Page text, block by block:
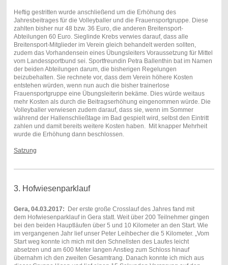
Heftig gestritten wurde anschließend um die Erhöhung des
Jahresbeitrages für die Volleyballer und die Frauensportgruppe. Diese
zahlten bisher nur 48 bzw. 36 Euro, die anderen Breitensport-
Abteilungen 60 Euro. Sieglinde Krebs verwies darauf, dass alle
Breitensport-Mitglieder im Verein gleich behandelt werden sollten,
zudem das Vorhandensein eines Übungsleiters Voraussetzung für Mittel
vom Landessportbund sei. Sportfreundin Petra Ballenthin bat im Namen
der beiden Abteilungen darum, die bisherigen Regelungen
beizubehalten. Sie rechnete vor, dass dem Verein höhere Kosten
entstehen würden, wenn nun auch die bisher trainerlose
Frauensportgruppe eine Übungsleiterin bekäme. Dies würde weitaus
mehr Kosten als durch die Beitragserhöhung eingenommen würde. Die
Volleyballer verwiesen zudem darauf, dass sie, wenn im Sommer
während der Hallenschließtage im Bad gespielt wird, selbst den Eintritt
zahlen und damit bereits weitere Kosten haben. Mit knapper Mehrheit
wurde die Erhöhung dann beschlossen.
Satzung
3. Hofwiesenparklauf
Gera, 04.03.2017: Der erste große Crosslauf des Jahres fand mit
dem Hofwiesenparklauf in Gera statt. Weit über 200 Teilnehmer gingen
bei den beiden Hauptläufen über 5 und 10 Kilometer an den Start. Wie
im vergangenen Jahr lief unser Peter Leihbecher die 5 Kilometer. „Vom
Start weg konnte ich mich mit den Schnellsten des Laufes leicht
absetzen und am 600 Meter langen Anstieg zum Schloss hinauf
übernahm ich den zweiten Gesamtrang. Danach konnte ich mich aus